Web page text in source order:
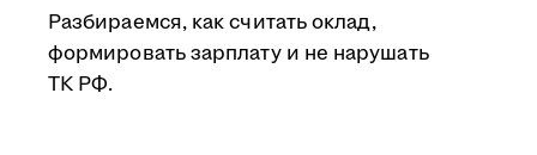
Разбираемся, как считать оклад,
формировать зарплату и не нарушать
ТК РФ.